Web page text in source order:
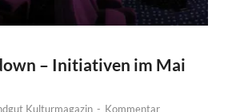
– Initiativen im Mai
Kulturmagazin - Kommentar